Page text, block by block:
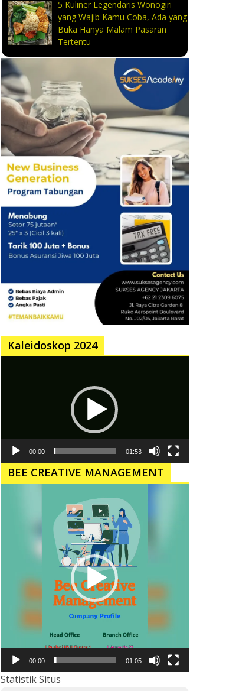
5 Kuliner Legendaris Wonogiri
yang Wajib Kamu Coba, Ada yang
Buka Hanya Malam Pasaran
Tertentu
Kaleidoskop 2024
00:00 01:53
BEE CREATIVE MANAGEMENT
00:00 01:05
Statistik Situs